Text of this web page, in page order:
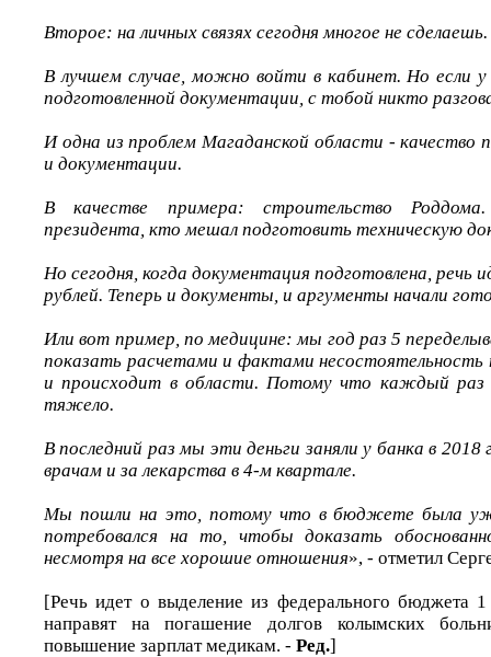
Второе: на личных связях сегодня многое не сделаешь.
В лучшем случае, можно войти в кабинет. Но если
подготовленной документации, с тобой никто
И одна из проблем Магаданской области - качество
и документации.
В качестве примера: строительство
президента, кто мешал подготовить техническую
Но сегодня, когда документация подготовлена, речь
рублей. Теперь и документы, и аргументы начали
Или вот пример, по медицине: мы год раз 5
показать расчетами и фактами несостоятельность
и происходит в области. Потому что каждый раз
тяжело.
В последний раз мы эти деньги заняли у банка в
врачам и за лекарства в 4-м квартале.
Мы пошли на это, потому что в бюджете была
потребовался на то, чтобы доказать
несмотря на все хорошие отношения», - отметил
[Речь идет о выделение из федерального бюджета
направят на погашение долгов колымских
повышение зарплат медикам. - Ред.]